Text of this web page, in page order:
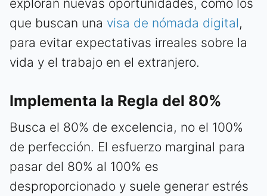
exploran nuevas oportunidades, como los
que buscan una visa de nómada digital,
para evitar expectativas irreales sobre la
vida y el trabajo en el extranjero.
Implementa la Regla del 80%
Busca el 80% de excelencia, no el 100%
de perfección. El esfuerzo marginal para
pasar del 80% al 100% es
desproporcionado y suele generar estrés